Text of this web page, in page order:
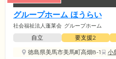
グループホーム ほうらい
社会福祉法人蓬莱会 グループホーム
自立 要支援2
徳島県美馬市美馬町高畑8-1
小